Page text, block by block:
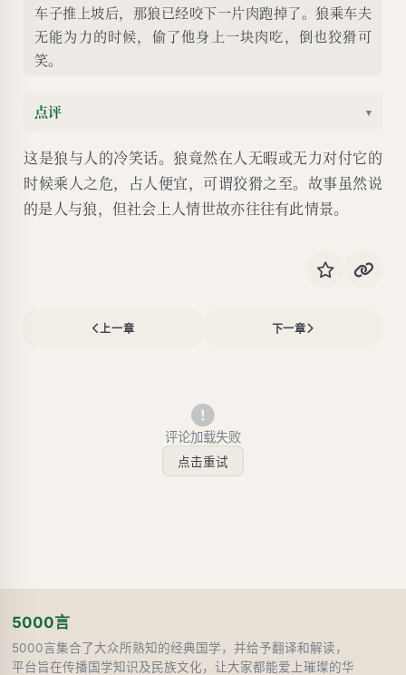
车子推上坡后，那狼已经咬下一片肉跑掉了。狼乘车夫
无能为力的时候，偷了他身上一块肉吃，倒也狡猾可
笑。
点评 ▾
这是狼与人的冷笑话。狼竟然在人无暇或无力对付它的
时候乘人之危，占人便宜，可谓狡猾之至。故事虽然说
的是人与狼，但社会上人情世故亦往往有此情景。
上一章 下一章
评论加载失败
点击重试
5000言
5000言集合了大众所熟知的经典国学，并给予翻译和解读，
平台旨在传播国学知识及民族文化，让大家都能爱上璀璨的华